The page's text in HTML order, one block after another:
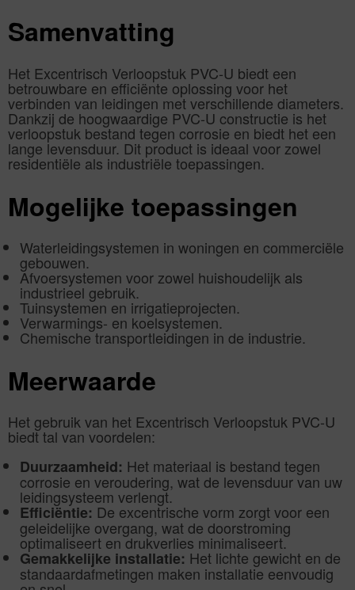
Samenvatting
Het Excentrisch Verloopstuk PVC-U biedt een
betrouwbare en efficiënte oplossing voor het
verbinden van leidingen met verschillende diameters.
Dankzij de hoogwaardige PVC-U constructie is het
verloopstuk bestand tegen corrosie en biedt het een
lange levensduur. Dit product is ideaal voor zowel
residentiële als industriële toepassingen.
Mogelijke toepassingen
Waterleidingsystemen in woningen en commerciële
gebouwen.
Afvoersystemen voor zowel huishoudelijk als
industrieel gebruik.
Tuinsystemen en irrigatieprojecten.
Verwarmings- en koelsystemen.
Chemische transportleidingen in de industrie.
Meerwaarde
Het gebruik van het Excentrisch Verloopstuk PVC-U
biedt tal van voordelen:
Duurzaamheid: Het materiaal is bestand tegen
corrosie en veroudering, wat de levensduur van uw
leidingsysteem verlengt.
Efficiëntie: De excentrische vorm zorgt voor een
geleidelijke overgang, wat de doorstroming
optimaliseert en drukverlies minimaliseert.
Gemakkelijke installatie: Het lichte gewicht en de
standaardafmetingen maken installatie eenvoudig